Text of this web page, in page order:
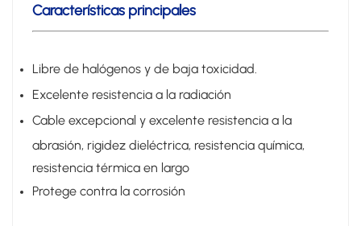
Características principales
Libre de halógenos y de baja toxicidad.
Excelente resistencia a la radiación
Cable excepcional y excelente resistencia a la
abrasión, rigidez dieléctrica, resistencia química,
resistencia térmica en largo
Protege contra la corrosión